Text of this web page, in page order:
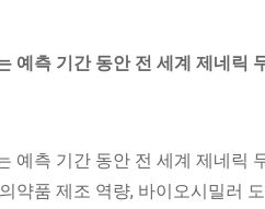
예측 기간 동안 전 세계 제네릭
예측 기간 동안 전 세계 제네릭
약품 제조 역량, 바이오시밀러